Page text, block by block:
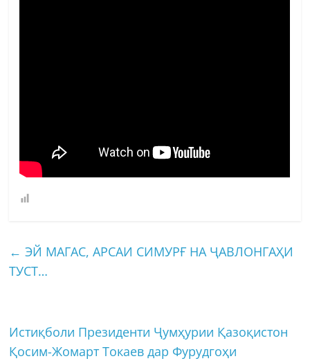
← ЭЙ МАГАС, АРСАИ СИМУРҒ НА ҶАВЛОНГАҲИ
ТУСТ…
Истиқболи Президенти Ҷумҳурии Қазоқистон
Қосим-Жомарт Токаев дар Фурудгоҳи